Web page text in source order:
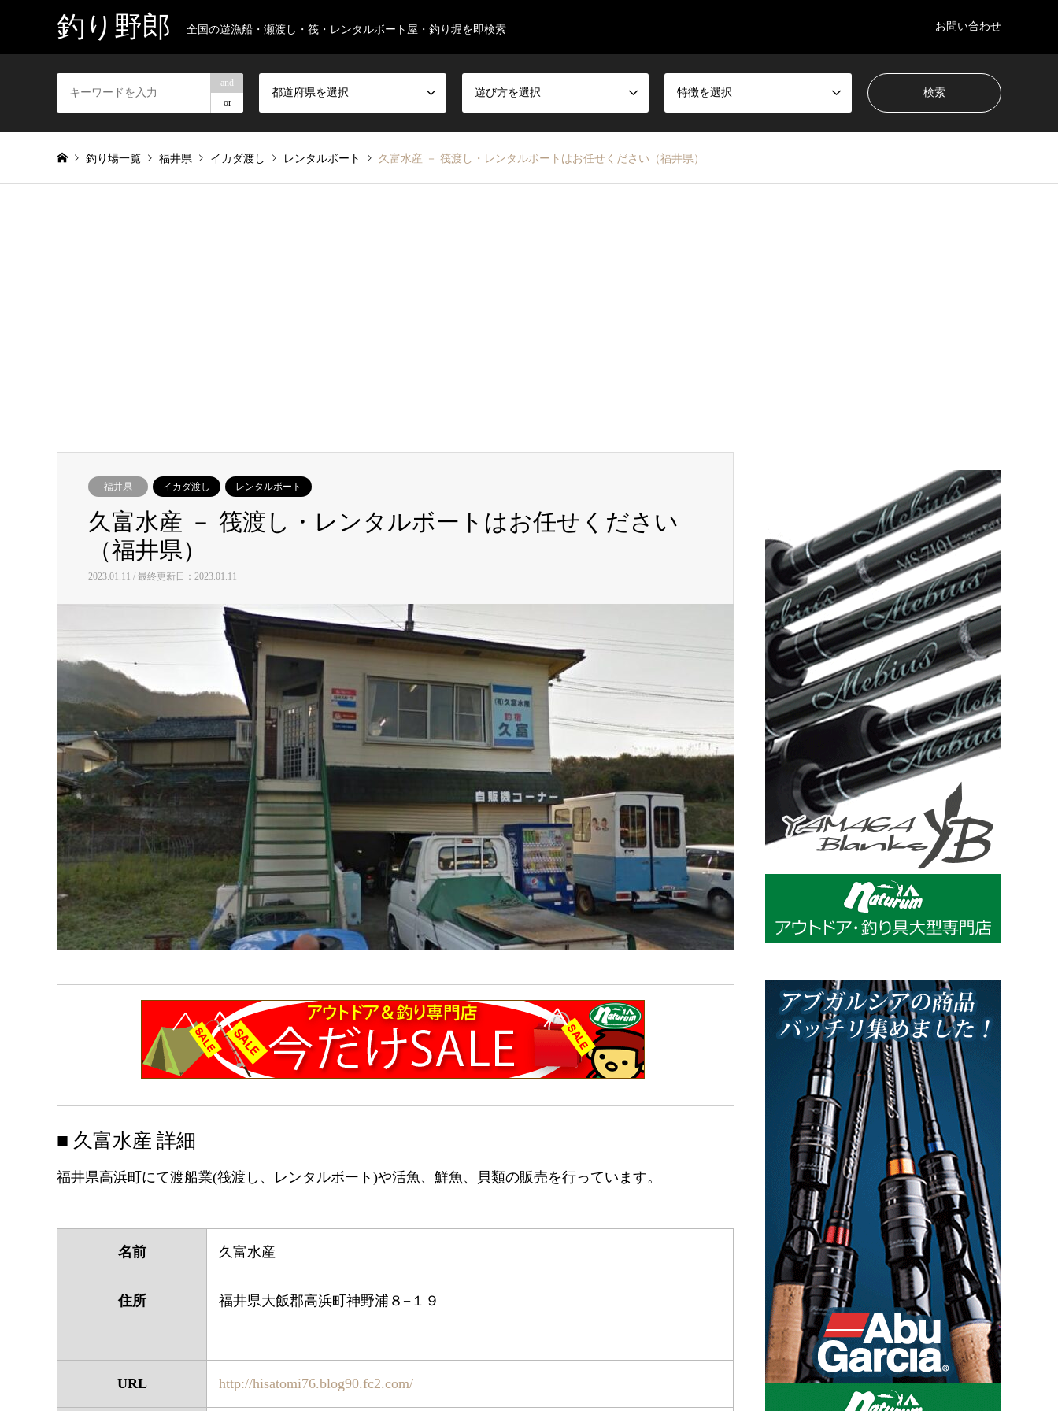
釣り野郎 全国の遊漁船・瀬渡し・筏・レンタルボート屋・釣り堀を即検索 お問い合わせ
and
or
都道府県を選択 遊び方を選択 特徴を選択
釣り場一覧 福井県 イカダ渡し レンタルボート 久富水産 － 筏渡し・レンタルボートはお任せください（福井県）
福井県 イカダ渡し レンタルボート
久富水産 － 筏渡し・レンタルボートはお任せください
（福井県）
2023.01.11 / 最終更新日：2023.01.11
■ 久富水産 詳細
福井県高浜町にて渡船業(筏渡し、レンタルボート)や活魚、鮮魚、貝類の販売を行っています。
名前 久富水産
住所 福井県大飯郡高浜町神野浦８−１９
URL http://hisatomi76.blog90.fc2.com/